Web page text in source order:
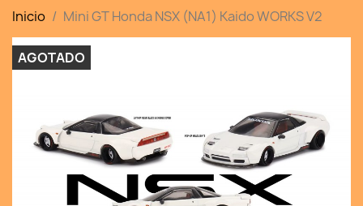
Inicio Mini GT Honda NSX (NA1) Kaido WORKS V2
AGOTADO